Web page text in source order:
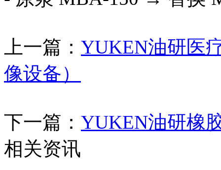
上一篇： YUKEN油研医
像设备）
下一篇： YUKEN油研橡
相关资讯